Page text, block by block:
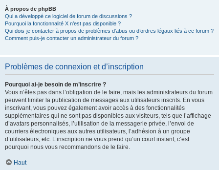
À propos de phpBB
Qui a développé ce logiciel de forum de discussions ?
Pourquoi la fonctionnalité X n’est pas disponible ?
Qui dois-je contacter à propos de problèmes d’abus ou d’ordres légaux liés à ce forum ?
Comment puis-je contacter un administrateur du forum ?
Problèmes de connexion et d’inscription
Pourquoi ai-je besoin de m’inscrire ?
Vous n’êtes pas dans l’obligation de le faire, mais les administrateurs du forum
peuvent limiter la publication de messages aux utilisateurs inscrits. En vous
inscrivant, vous pouvez également avoir accès à des fonctionnalités
supplémentaires qui ne sont pas disponibles aux visiteurs, tels que l’affichage
d’avatars personnalisés, l’utilisation de la messagerie privée, l’envoi de
courriers électroniques aux autres utilisateurs, l’adhésion à un groupe
d’utilisateurs, etc. L’inscription ne vous prend qu’un court instant, c’est
pourquoi nous vous recommandons de le faire.
Haut